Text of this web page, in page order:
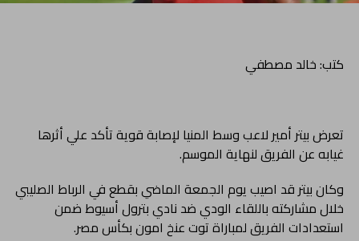
كتب: خالد مصطفي
تعرض بيتر أمير لاعب وسط المنيا لإصابة قوية تأكد علي أثرها
غيابه عن الفريق لنهاية الموسم.
وكان بيتر قد اصيب يوم الجمعة الماضي بقطع في الرباط الصليبي
خلال مشاركته باللقاء الودي ضد نادي بترول أسيوط ضمن
استعدادات الفريق لمباراة توت عنخ امون بكأس مصر.